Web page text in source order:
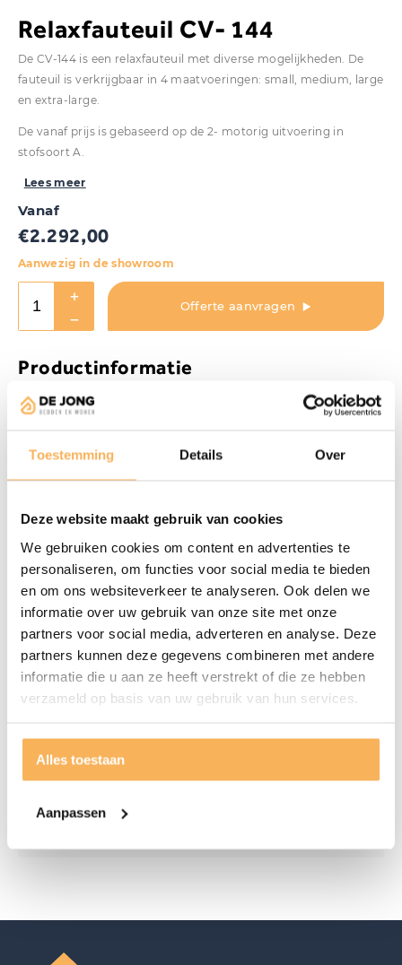
Toestemming Details Over
Deze website maakt gebruik van cookies
We gebruiken cookies om content en advertenties te
personaliseren, om functies voor social media te bieden
en om ons websiteverkeer te analyseren. Ook delen we
informatie over uw gebruik van onze site met onze
partners voor social media, adverteren en analyse. Deze
partners kunnen deze gegevens combineren met andere
informatie die u aan ze heeft verstrekt of die ze hebben
verzameld op basis van uw gebruik van hun services.
Alles toestaan
Aanpassen
Relaxfauteuil CV- 144
De CV-144 is een relaxfauteuil met diverse mogelijkheden. De
fauteuil is verkrijgbaar in 4 maatvoeringen: small, medium, large
en extra-large.
De vanaf prijs is gebaseerd op de 2- motorig uitvoering in
stofsoort A.
Lees meer
Vanaf
€2.292,00
Aanwezig in de showroom
Offerte aanvragen
Productinformatie
De CV-142 is een relaxstoel uit de Industro Comfort
Collectie van Releazz. De fauteuil heeft verschillende
3-motorige fauteuil. Bij de 3- motorige fauteuil heeft u de
stand, dit is een stand waarbij uw voeten iets hoger liggen
gezondheidseffect.
Standaard wordt de CV-142 uitgevoerd met een
handmatige verstelbare hoofdsteun (topswing). Tevens
heeft u de keuze uit vele andere opties.
De relaxfauteuil is leverbaar in 4 maten: Small, Medium,
Large of Extra Large.